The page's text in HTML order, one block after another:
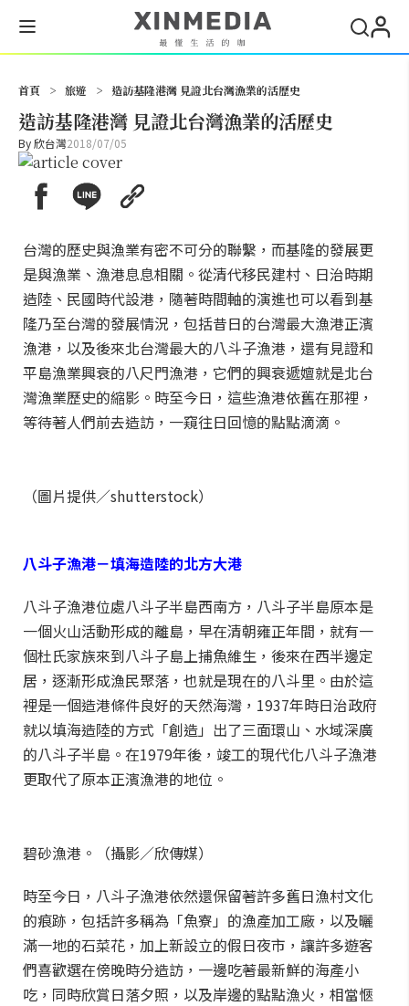
首頁 > 旅遊 > 造訪基隆港灣 見證北台灣漁業的活歷史
造訪基隆港灣 見證北台灣漁業的活歷史
By欣台灣2018/07/05
台灣的歷史與漁業有密不可分的聯繫，而基隆的發展更
是與漁業、漁港息息相關。從清代移民建村、日治時期
造陸、民國時代設港，隨著時間軸的演進也可以看到基
隆乃至台灣的發展情況，包括昔日的台灣最大漁港正濱
漁港，以及後來北台灣最大的八斗子漁港，還有見證和
平島漁業興衰的八尺門漁港，它們的興衰遞嬗就是北台
灣漁業歷史的縮影。時至今日，這些漁港依舊在那裡，
等待著人們前去造訪，一窺往日回憶的點點滴滴。
（圖片提供／shutterstock）
八斗子漁港－填海造陸的北方大港
八斗子漁港位處八斗子半島西南方，八斗子半島原本是
一個火山活動形成的離島，早在清朝雍正年間，就有一
個杜氏家族來到八斗子島上捕魚維生，後來在西半邊定
居，逐漸形成漁民聚落，也就是現在的八斗里。由於這
裡是一個造港條件良好的天然海灣，1937年時日治政府
就以填海造陸的方式「創造」出了三面環山、水域深廣
的八斗子半島。在1979年後，竣工的現代化八斗子漁港
更取代了原本正濱漁港的地位。
碧砂漁港。（攝影／欣傳媒）
時至今日，八斗子漁港依然還保留著許多舊日漁村文化
的痕跡，包括許多稱為「魚寮」的漁產加工廠，以及曬
滿一地的石菜花，加上新設立的假日夜市，讓許多遊客
們喜歡選在傍晚時分造訪，一邊吃著最新鮮的海產小
吃，同時欣賞日落夕照，以及岸邊的點點漁火，相當愜